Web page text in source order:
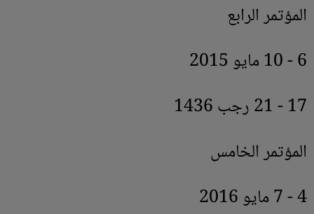
المؤتمر الرابع
6 - 10 مايو 2015
17 - 21 رجب 1436
المؤتمر الخامس
4 - 7 مايو 2016